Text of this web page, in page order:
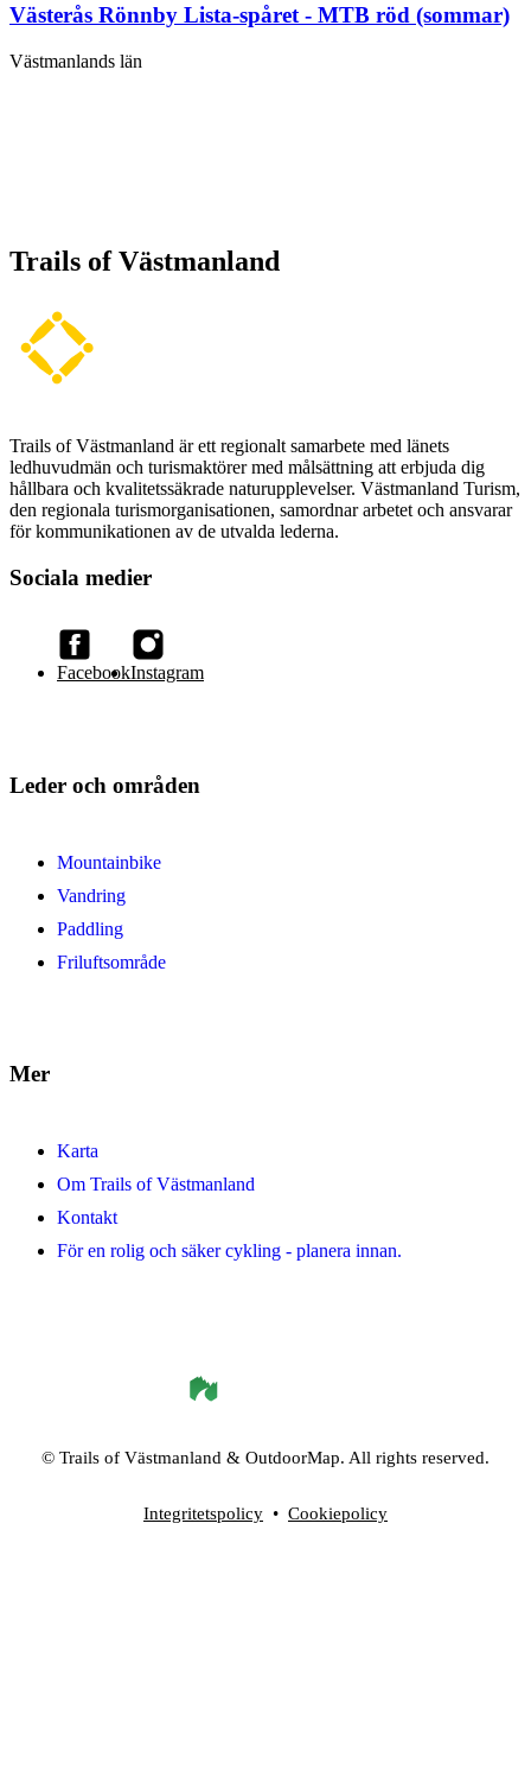
Västerås Rönnby Lista-spåret - MTB röd (sommar)
Västmanlands län
Trails of Västmanland
Trails of Västmanland är ett regionalt samarbete med länets
ledhuvudmän och turismaktörer med målsättning att erbjuda dig
hållbara och kvalitetssäkrade naturupplevelser. Västmanland Turism,
den regionala turismorganisationen, samordnar arbetet och ansvarar
för kommunikationen av de utvalda lederna.
Sociala medier
FacebookInstagram
Leder och områden
Mountainbike
Vandring
Paddling
Friluftsområde
Mer
Karta
Om Trails of Västmanland
Kontakt
För en rolig och säker cykling - planera innan.
© Trails of Västmanland & OutdoorMap. All rights reserved.
Integritetspolicy • Cookiepolicy